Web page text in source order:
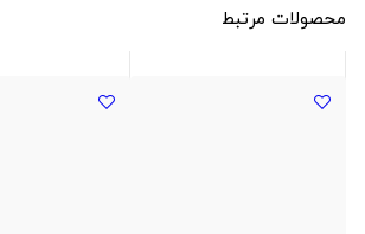
محصولات مرتبط